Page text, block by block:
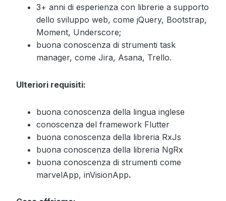
3+ anni di esperienza con librerie a supporto
dello sviluppo web, come jQuery, Bootstrap,
Moment, Underscore;
buona conoscenza di strumenti task
manager, come Jira, Asana, Trello.
Ulteriori requisiti:
buona conoscenza della lingua inglese
conoscenza del framework Flutter
buona conoscenza della libreria RxJs
buona conoscenza della libreria NgRx
buona conoscenza di strumenti come
marvelApp, inVisionApp.